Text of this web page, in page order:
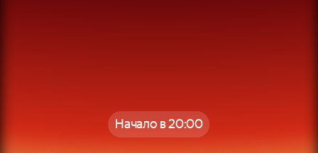
Начало в 20:00